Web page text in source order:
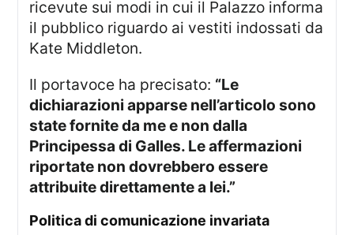
ricevute sui modi in cui il Palazzo informa
il pubblico riguardo ai vestiti indossati da
Kate Middleton.
Il portavoce ha precisato: “Le
dichiarazioni apparse nell’articolo sono
state fornite da me e non dalla
Principessa di Galles. Le affermazioni
riportate non dovrebbero essere
attribuite direttamente a lei.”
Politica di comunicazione invariata